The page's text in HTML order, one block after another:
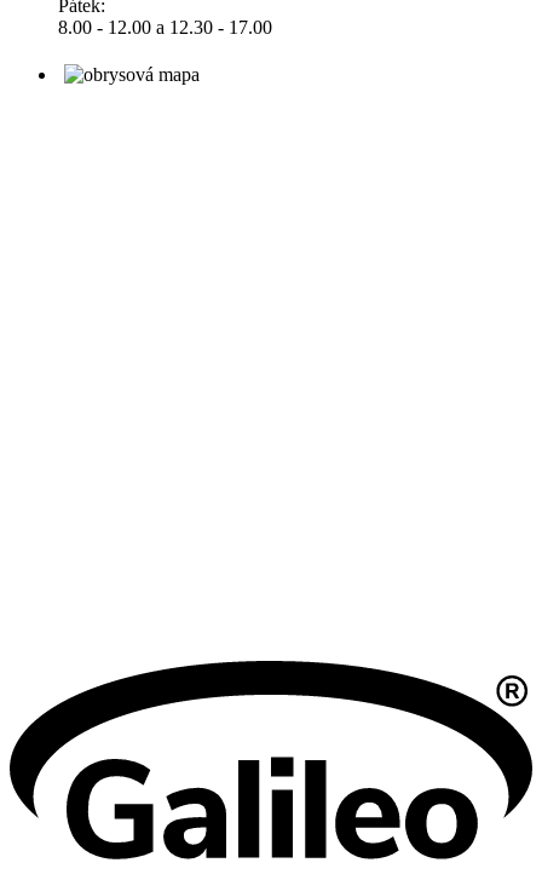
Pátek:
8.00 - 12.00 a 12.30 - 17.00